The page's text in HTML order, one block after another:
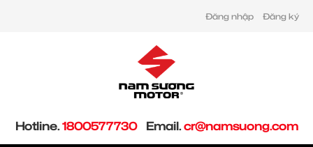
Đăng nhập Đăng ký
Hotline.1800577730 Email.cr@namsuong.com